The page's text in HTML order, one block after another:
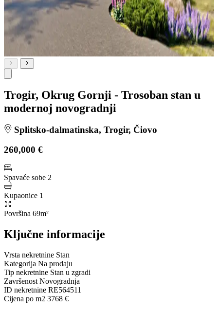
Trogir, Okrug Gornji - Trosoban stan u
modernoj novogradnji
Splitsko-dalmatinska, Trogir, Čiovo
260,000 €
Spavaće sobe 2
Kupaonice 1
Površina 69m²
Ključne informacije
Vrsta nekretnine Stan
Kategorija Na prodaju
Tip nekretnine Stan u zgradi
Završenost Novogradnja
ID nekretnine RE564511
Cijena po m2 3768 €